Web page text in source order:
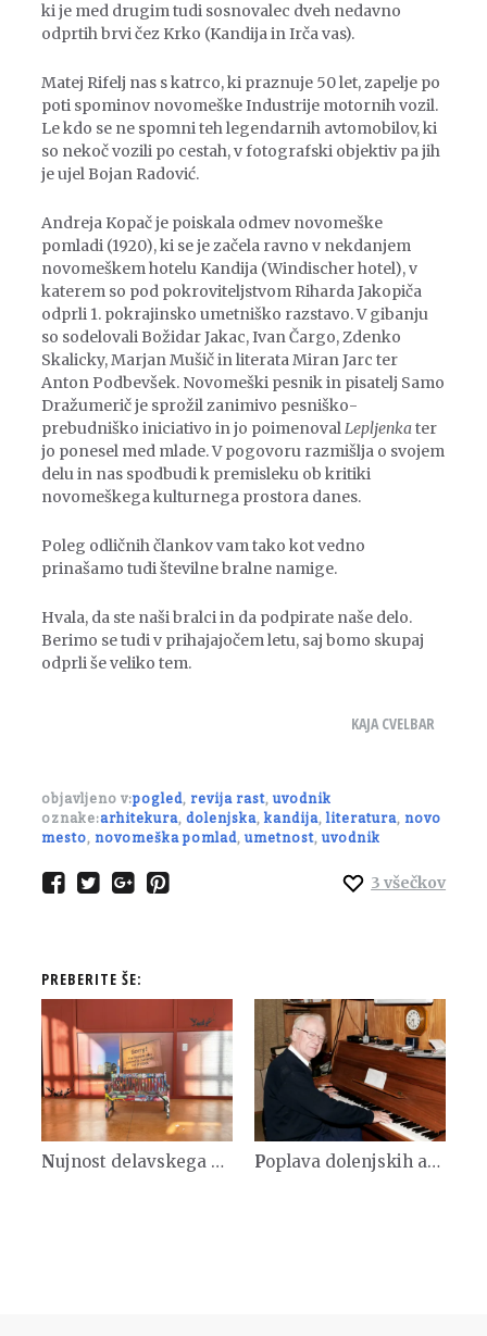
ki je med drugim tudi sosnovalec dveh nedavno
odprtih brvi čez Krko (Kandija in Irča vas).
Matej Rifelj nas s katrco, ki praznuje 50 let, zapelje po
poti spominov novomeške Industrije motornih vozil.
Le kdo se ne spomni teh legendarnih avtomobilov, ki
so nekoč vozili po cestah, v fotografski objektiv pa jih
je ujel Bojan Radović.
Andreja Kopač je poiskala odmev novomeške
pomladi (1920), ki se je začela ravno v nekdanjem
novomeškem hotelu Kandija (Windischer hotel), v
katerem so pod pokroviteljstvom Riharda Jakopiča
odprli 1. pokrajinsko umetniško razstavo. V gibanju
so sodelovali Božidar Jakac, Ivan Čargo, Zdenko
Skalicky, Marjan Mušič in literata Miran Jarc ter
Anton Podbevšek. Novomeški pesnik in pisatelj Samo
Dražumerič je sprožil zanimivo pesniško-
prebudniško iniciativo in jo poimenovalLepljenkater
jo ponesel med mlade. V pogovoru razmišlja o svojem
delu in nas spodbudi k premisleku ob kritiki
novomeškega kulturnega prostora danes.
Poleg odličnih člankov vam tako kot vedno
prinašamo tudi številne bralne namige.
Hvala, da ste naši bralci in da podpirate naše delo.
Berimo se tudi v prihajajočem letu, saj bomo skupaj
odprli še veliko tem.
KAJA CVELBAR
objavljeno v:pogled, revija rast, uvodnik
oznake:arhitekura, dolenjska,kandija, literatura, novo
mesto, novomeška pomlad, umetnost, uvodnik
3 všečkov
PREBERITE ŠE:
Nujnost delavskega organiziranja danes Poplava dolenjskih ansamblov